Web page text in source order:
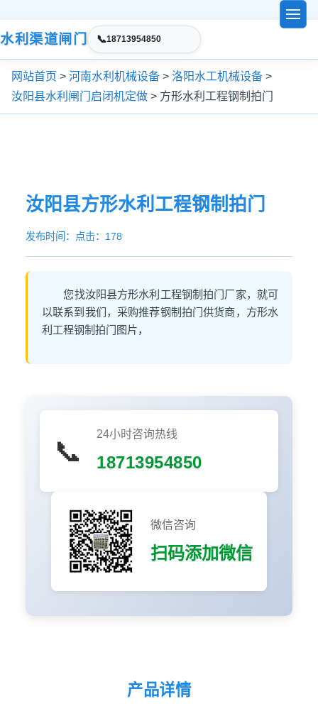
水利渠道闸门 📞18713954850
网站首页 > 河南水利机械设备 > 洛阳水工机械设备 >
汝阳县水利闸门启闭机定做 > 方形水利工程钢制拍门
汝阳县方形水利工程钢制拍门
发布时间： 点击：178
您找汝阳县方形水利工程钢制拍门厂家，就可
以联系到我们，采购推荐钢制拍门供货商，方形水
利工程钢制拍门图片，
📞
24小时咨询热线
18713954850
微信咨询
扫码添加微信
产品详情